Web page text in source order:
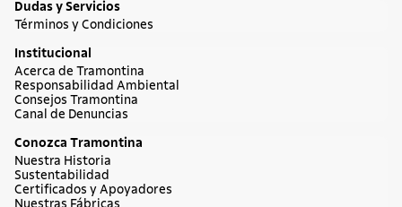
Dudas y Servicios
Términos y Condiciones
Institucional
Acerca de Tramontina
Responsabilidad Ambiental
Consejos Tramontina
Canal de Denuncias
Conozca Tramontina
Nuestra Historia
Sustentabilidad
Certificados y Apoyadores